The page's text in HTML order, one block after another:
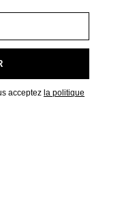
acceptez la politique